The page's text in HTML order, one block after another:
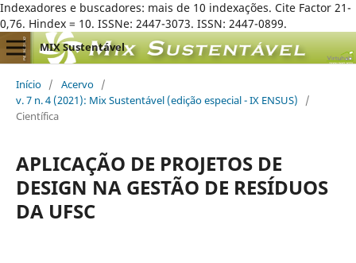
Indexadores e buscadores: mais de 10 indexações. Cite Factor 21-
0,76. Hindex = 10. ISSNe: 2447-3073. ISSN: 2447-0899.
MIX Sustentável
Início / Acervo /
v. 7 n. 4 (2021): Mix Sustentável (edição especial - IX ENSUS)
/
Científica
APLICAÇÃO DE PROJETOS DE
DESIGN NA GESTÃO DE RESÍDUOS
DA UFSC